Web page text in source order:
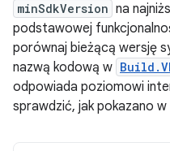
minSdkVersion na
podstawowej
porównaj bieżącą wersję
nazwą kodową w
odpowiada poziomowi
sprawdzić, jak pokazano w